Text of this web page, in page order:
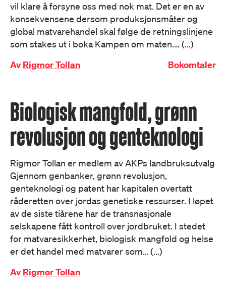
vil klare å forsyne oss med nok mat. Det er en av
konsekvensene dersom produksjonsmåter og
global matvarehandel skal følge de retningslinjene
som stakes ut i boka Kampen om maten.… (...)
AvRigmor Tollan Bokomtaler
Biologisk mangfold, grønn
revolusjon og genteknologi
Rigmor Tollan er medlem av AKPs landbruksutvalg
Gjennom genbanker, grønn revolusjon,
genteknologi og patent har kapitalen overtatt
råderetten over jordas genetiske ressurser. I løpet
av de siste tiårene har de transnasjonale
selskapene fått kontroll over jordbruket. I stedet
for matvaresikkerhet, biologisk mangfold og helse
er det handel med matvarer som… (...)
AvRigmor Tollan